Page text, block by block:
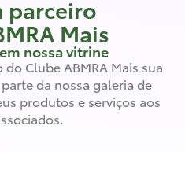
parceiro
Mais
nossa vitrine
Clube ABMRA Mais sua
da nossa galeria de
produtos e serviços aos